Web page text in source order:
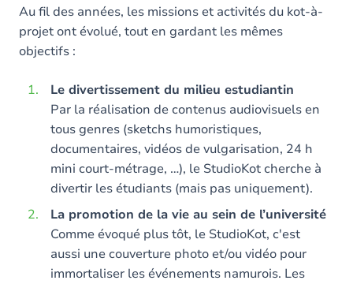
Au fil des années, les missions et activités du kot-à-
projet ont évolué, tout en gardant les mêmes
objectifs :
Le divertissement du milieu estudiantin
Par la réalisation de contenus audiovisuels en
tous genres (sketchs humoristiques,
documentaires, vidéos de vulgarisation, 24 h
mini court-métrage, …), le StudioKot cherche à
divertir les étudiants (mais pas uniquement).
La promotion de la vie au sein de l’université
Comme évoqué plus tôt, le StudioKot, c'est
aussi une couverture photo et/ou vidéo pour
immortaliser les événements namurois. Les